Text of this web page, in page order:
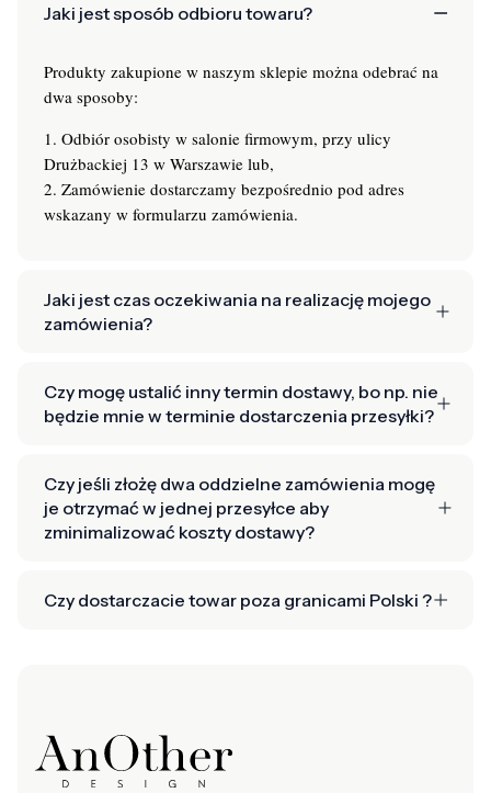
Jaki jest sposób odbioru towaru?
Produkty zakupione w naszym sklepie można odebrać na
dwa sposoby:
1. Odbiór osobisty w salonie firmowym, przy ulicy
Drużbackiej 13 w Warszawie lub,
2. Zamówienie dostarczamy bezpośrednio pod adres
wskazany w formularzu zamówienia.
Jaki jest czas oczekiwania na realizację mojego
zamówienia?
Czy mogę ustalić inny termin dostawy, bo np. nie
będzie mnie w terminie dostarczenia przesyłki?
Czy jeśli złożę dwa oddzielne zamówienia mogę
je otrzymać w jednej przesyłce aby
zminimalizować koszty dostawy?
Czy dostarczacie towar poza granicami Polski ?